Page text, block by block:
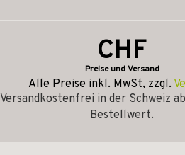
CHF
Preise und Versand
Alle Preise inkl. MwSt, zzgl.
Versandkostenfrei in der Schweiz
Bestellwert.